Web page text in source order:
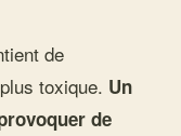
de
toxique. Un
de